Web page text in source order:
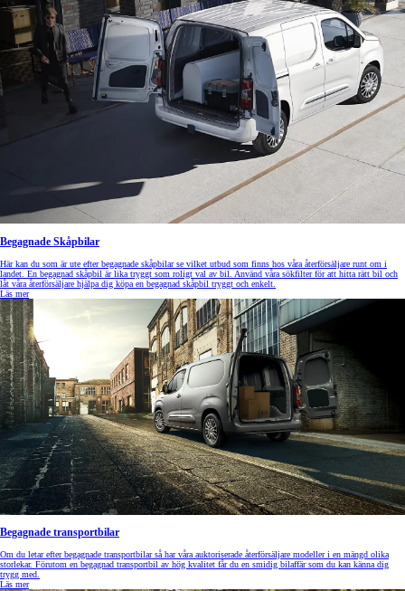
Begagnade Skåpbilar
Här kan du som är ute efter begagnade skåpbilar se vilket utbud som finns hos våra återförsäljare runt om i
landet. En begagnad skåpbil är lika tryggt som roligt val av bil. Använd våra sökfilter för att hitta rätt bil och
låt våra återförsäljare hjälpa dig köpa en begagnad skåpbil tryggt och enkelt.
Läs mer
Begagnade transportbilar
Om du letar efter begagnade transportbilar så har våra auktoriserade återförsäljare modeller i en mängd olika
storlekar. Förutom en begagnad transportbil av hög kvalitet får du en smidig bilaffär som du kan känna dig
trygg med.
Läs mer